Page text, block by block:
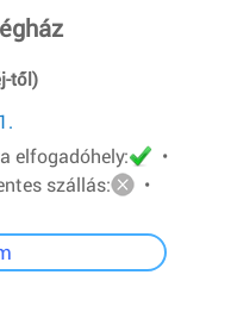
től)
elfogadóhely:
•
szállás:
•